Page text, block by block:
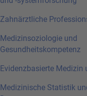
Zahnärztliche
Medizinsoziologie und
Gesundheitskompetenz
Evidenzbasierte Medizin
Medizinische Statistik